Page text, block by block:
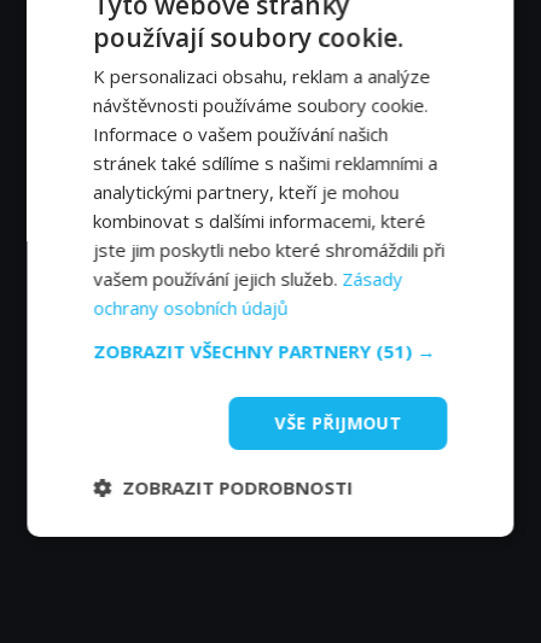
populárních zahraničních sitcomů. S Nova Fun se nebudete
nudit!
používají soubory cookie.
K personalizaci obsahu, reklam a analýze
návštěvnosti používáme soubory cookie.
Informace o vašem používání našich
stránek také sdílíme s našimi reklamními a
analytickými partnery, kteří je mohou
kombinovat s dalšími informacemi, které
jste jim poskytli nebo které shromáždili při
vašem používání jejich služeb. Zásady
ochrany osobních údajů
ZOBRAZIT VŠECHNY PARTNERY (51) →
VŠE PŘIJMOUT
ZOBRAZIT PODROBNOSTI